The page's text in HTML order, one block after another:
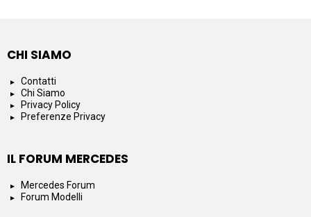
CHI SIAMO
Contatti
Chi Siamo
Privacy Policy
Preferenze Privacy
IL FORUM MERCEDES
Mercedes Forum
Forum Modelli